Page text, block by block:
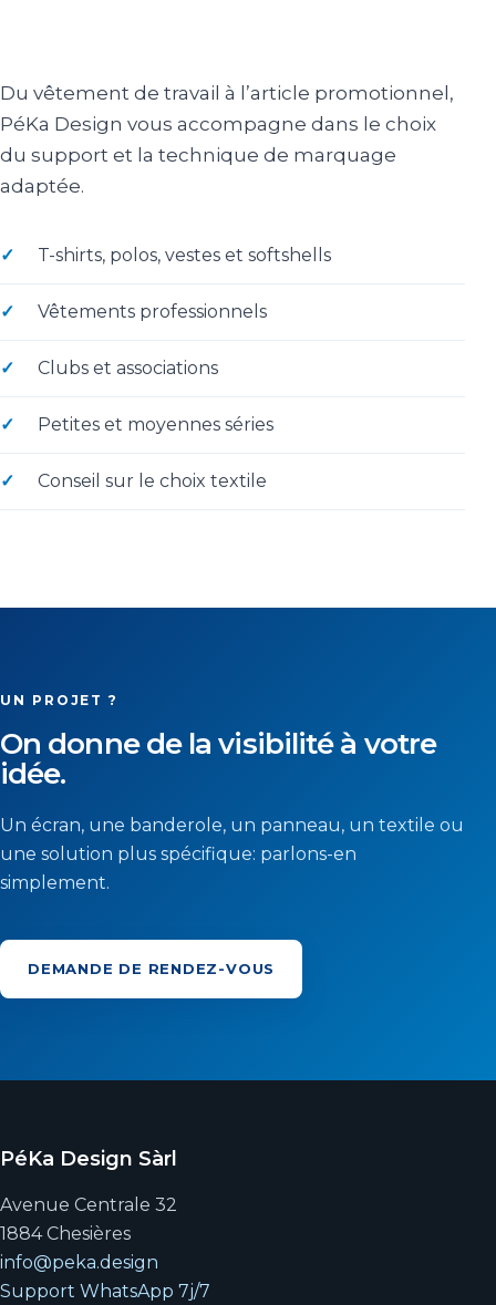
Du vêtement de travail à l’article promotionnel,
PéKa Design vous accompagne dans le choix
du support et la technique de marquage
adaptée.
T-shirts, polos, vestes et softshells
Vêtements professionnels
Clubs et associations
Petites et moyennes séries
Conseil sur le choix textile
UN PROJET ?
On donne de la visibilité à votre
idée.
Un écran, une banderole, un panneau, un textile ou
une solution plus spécifique: parlons-en
simplement.
DEMANDE DE RENDEZ-VOUS
PéKa Design Sàrl
Avenue Centrale 32
1884 Chesières
info@peka.design
Support WhatsApp 7j/7